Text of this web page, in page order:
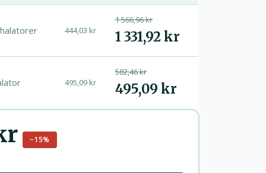
444,03 kr
1 566,96 kr
1 331,92 kr
495,09 kr
582,46 kr
495,09 kr
−15%